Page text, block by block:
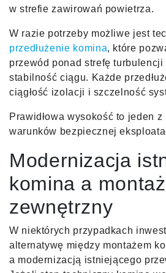
w strefie zawirowań powietrza.
W razie potrzeby możliwe jest
przedłużenie komina, które
przewód ponad strefę
stabilność ciągu. Każde
ciągłość izolacji i szczelność
Prawidłowa wysokość to jeden
warunków bezpiecznej
Modernizacja
komina a montaż
zewnętrzny
W niektórych przypadkach
alternatywę między montażem
a modernizacją istniejącego